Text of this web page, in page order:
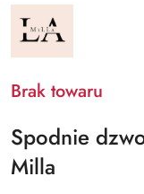
NAZWA
PRODUCENTA:
LA
MILLA
Brak towaru
Spodnie
Milla